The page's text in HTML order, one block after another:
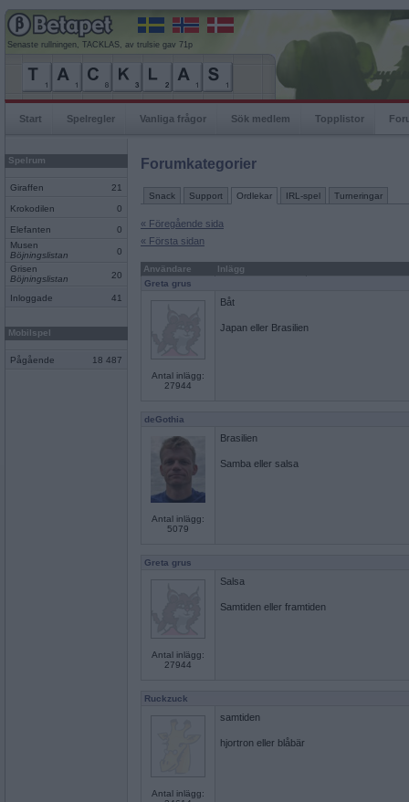
Senaste rullningen, TACKLAS, av trulsie gav 71p
Start Spelregler Vanliga frågor Sök medlem Topplistor
Spelrum
Giraffen 21
Krokodilen 0
Elefanten
0
Musen
Böjningslistan
0
Grisen
Böjningslistan
20
Inloggade 41
Mobilspel
Pågående 18 487
Forumkategorier
Snack Support Ordlekar IRL-spel Turneringar
« Föregående sida
« Första sidan
Användare
Inlägg
Greta grus
Antal inlägg:
27944
Båt
Japan eller Brasilien
deGothia
Antal inlägg:
5079
Brasilien
Samba eller salsa
Greta grus
Antal inlägg:
27944
Salsa
Samtiden eller framtiden
Ruckzuck
Antal inlägg:
samtiden
hjortron eller blåbär